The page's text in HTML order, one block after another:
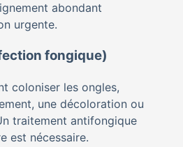
abondant
urgente.
fongique)
coloniser les ongles,
une décoloration ou
traitement antifongique
est nécessaire.